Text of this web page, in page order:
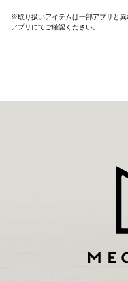
※取り扱いアイテムは一部アプリと
アプリにてご確認ください。